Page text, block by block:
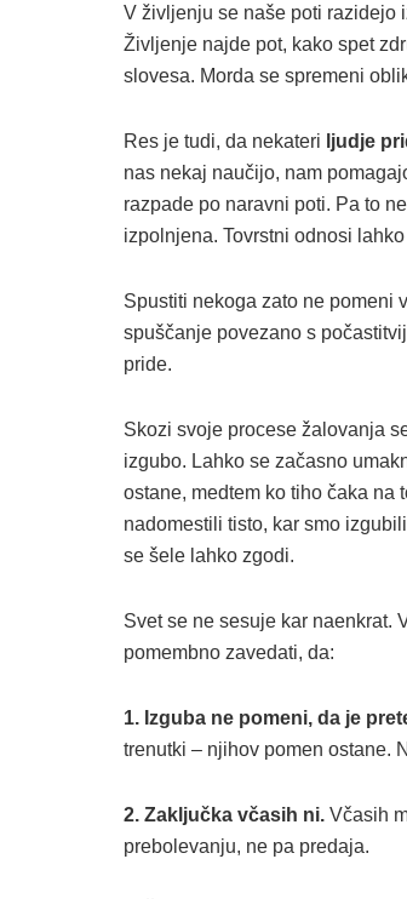
V življenju se naše poti razidejo
Življenje najde pot, kako spet
slovesa. Morda se spremeni
Res je tudi, da nekateri ljudje
nas nekaj naučijo, nam
razpade po naravni poti. Pa to
izpolnjena. Tovrstni odnosi
Spustiti nekoga zato ne pomeni
spuščanje povezano s
pride.
Skozi svoje procese žalovanja
izgubo. Lahko se začasno
ostane, medtem ko tiho čaka na
nadomestili tisto, kar smo
se šele lahko zgodi.
Svet se ne sesuje kar naenkrat.
pomembno zavedati, da:
1. Izguba ne pomeni, da je
trenutki – njihov pomen ostane.
2. Zaključka včasih ni. Včasih
prebolevanju, ne pa predaja.